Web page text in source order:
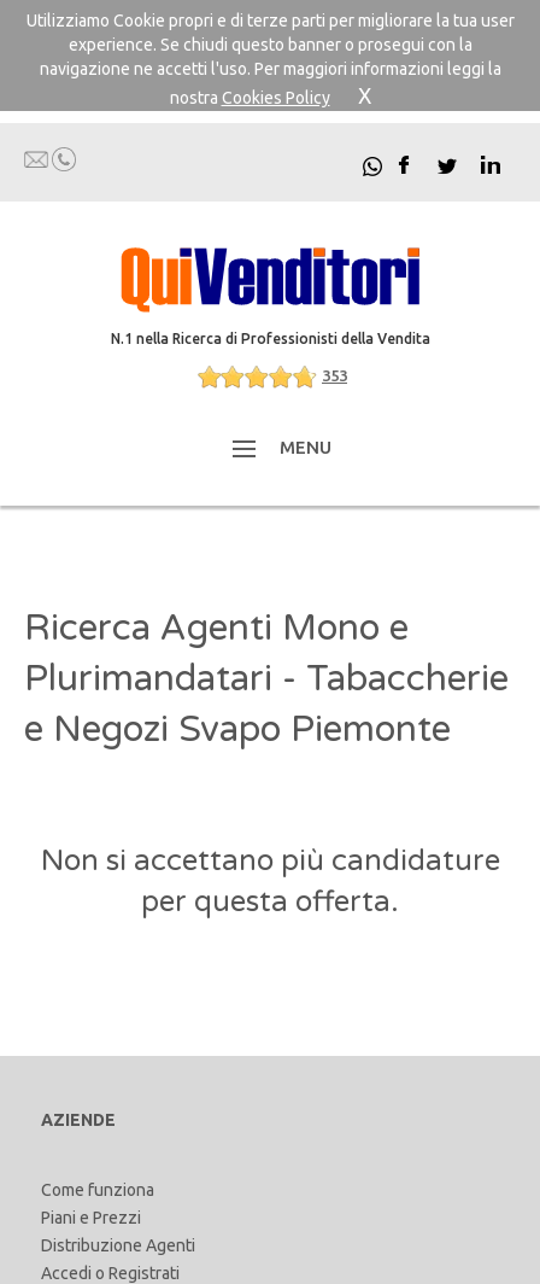
Utilizziamo Cookie propri e di terze parti per migliorare la tua user
experience. Se chiudi questo banner o prosegui con la
navigazione ne accetti l'uso. Per maggiori informazioni leggi la
nostra Cookies Policy X
N.1 nella Ricerca di Professionisti della Vendita
353
MENU
Ricerca Agenti Mono e
Plurimandatari - Tabaccherie
e Negozi Svapo Piemonte
Non si accettano più candidature
per questa offerta.
AZIENDE
Come funziona
Piani e Prezzi
Distribuzione Agenti
Accedi o Registrati